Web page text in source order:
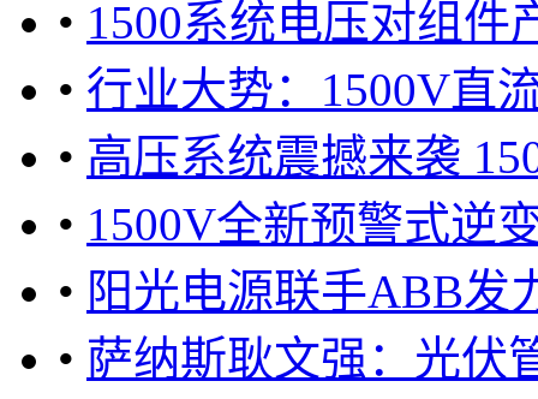
• 1500系统电压对组件
• 行业大势：1500V直
• 高压系统震撼来袭
• 1500V全新预警式逆
• 阳光电源联手ABB发
• 萨纳斯耿文强：光伏